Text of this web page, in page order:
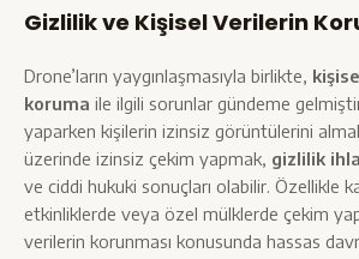
Gizlilik ve Kişisel Verilerin
Drone’ların yaygınlaşmasıyla birlikte,
koruma ile ilgili sorunlar gündeme
yaparken kişilerin izinsiz görüntülerini
üzerinde izinsiz çekim yapmak, gizlilik
ve ciddi hukuki sonuçları olabilir. Özellikle
etkinliklerde veya özel mülklerde çekim
verilerin korunması konusunda hassas